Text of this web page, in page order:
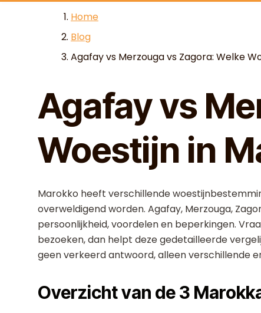
Skip to content
Home
Blog
Agafay vs Merzouga vs Zagora: Welke
Agafay vs
Woestijn in
Marokko heeft verschillende
overweldigend worden. Agafay, Merzouga,
persoonlijkheid, voordelen en beperkingen.
bezoeken, dan helpt deze gedetailleerde
geen verkeerd antwoord, alleen verschillende
Overzicht van de 3